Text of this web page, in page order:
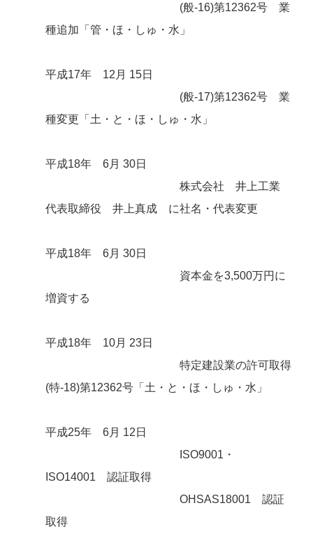
(般-16)第12362号 業
種追加「管・ほ・しゅ・水」
平成17年 12月 15日
(般-17)第12362号 業
種変更「土・と・ほ・しゅ・水」
平成18年 6月 30日
株式会社 井上工業
代表取締役 井上真成 に社名・代表変更
平成18年 6月 30日
資本金を3,500万円に
増資する
平成18年 10月 23日
特定建設業の許可取得
(特-18)第12362号「土・と・ほ・しゅ・水」
平成25年 6月 12日
ISO9001・
ISO14001 認証取得
OHSAS18001 認証
取得